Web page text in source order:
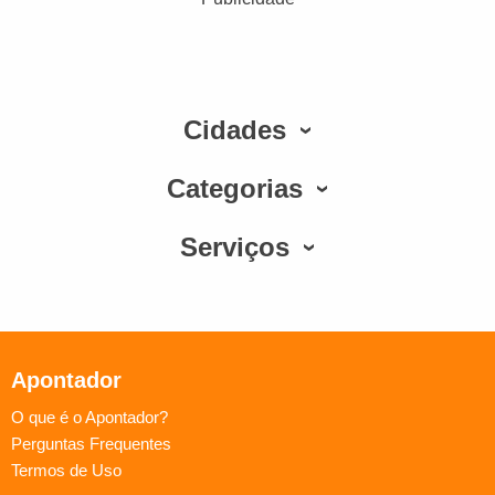
Cidades
Categorias
Serviços
Apontador
O que é o Apontador?
Perguntas Frequentes
Termos de Uso